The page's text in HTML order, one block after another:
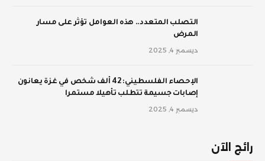
‫التصلب المتعدد.. هذه العوامل تؤثر على مسار
المرض
ديسمبر 4, 2025
الإحصاء الفلسطيني: 42 ألف شخص في غزة يعانون
إصابات جسيمة تتطلب تأهيلا مستمرا
ديسمبر 4, 2025
رائج الآن